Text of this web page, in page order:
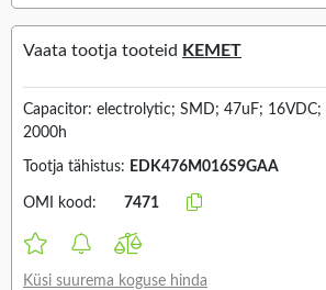
Vaata tootja tooteid KEMET
Capacitor: electrolytic; SMD; 47uF;
2000h
Tootja tähistus: EDK476M016S9GAA
OMI kood: 7471
Küsi suurema koguse hinda